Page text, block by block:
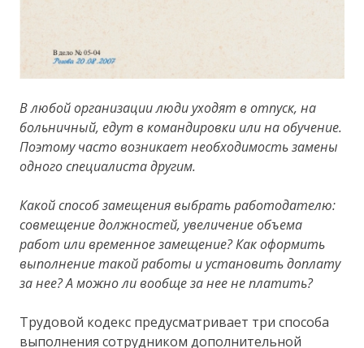
В любой организации люди уходят в отпуск, на
больничный, едут в командировки или на обучение.
Поэтому часто возникает необходимость замены
одного специалиста другим.
Какой способ замещения выбрать работодателю:
совмещение должностей, увеличение объема
работ или временное замещение? Как оформить
выполнение такой работы и установить доплату
за нее? А можно ли вообще за нее не платить?
Трудовой кодекс предусматривает три способа
выполнения сотрудником дополнительной